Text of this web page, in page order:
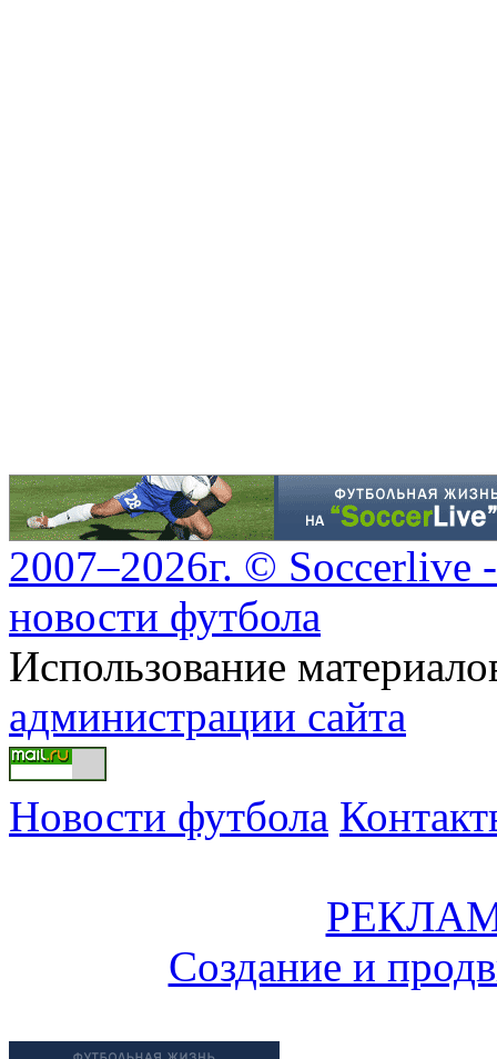
2007–2026г. ©
новости футбола
Использование
администрации сайта
Новости футбола
Создание и